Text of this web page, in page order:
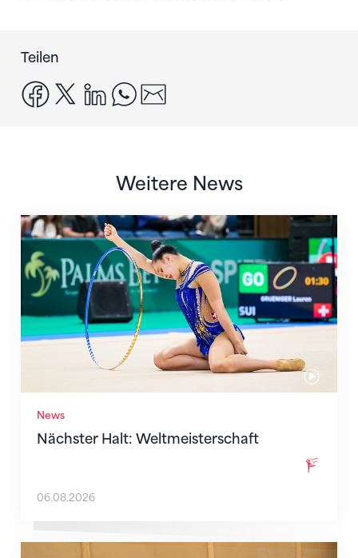
Teilen
facebook
x linkedinwhatsapp
Weitere News
News
Nächster Halt: Weltmeisterschaft
Nächster Halt: Weltmeisterschaft
06.08.2026
Mit klaren Zielen nach Zagreb